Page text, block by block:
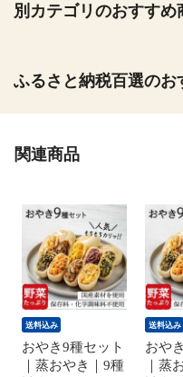
別カテゴリのおすすめ
ふるさと納税百選のお
関連商品
送料込み
おやき9種セット
｜蒸おやき｜9種
送料込み
おや
｜蒸